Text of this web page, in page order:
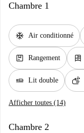
Chambre 1
ac_unit Air conditionné
package Rangement dresser
airline_seat_flat Lit double soap
Afficher toutes (14)
Chambre 2